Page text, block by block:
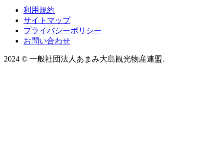
利用規約
サイトマップ
プライバシーポリシー
お問い合わせ
2024 © 一般社団法人あまみ大島観光物産連盟.